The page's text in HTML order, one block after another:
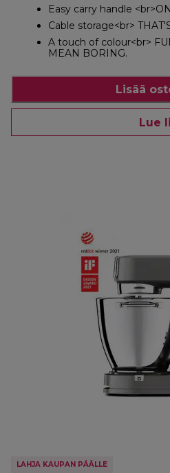
Easy carry handle
Cable storage<br>
A touch of colour<br>
MEAN BORING.
Lisää
Lue
LAHJA KAUPAN PÄÄLLE